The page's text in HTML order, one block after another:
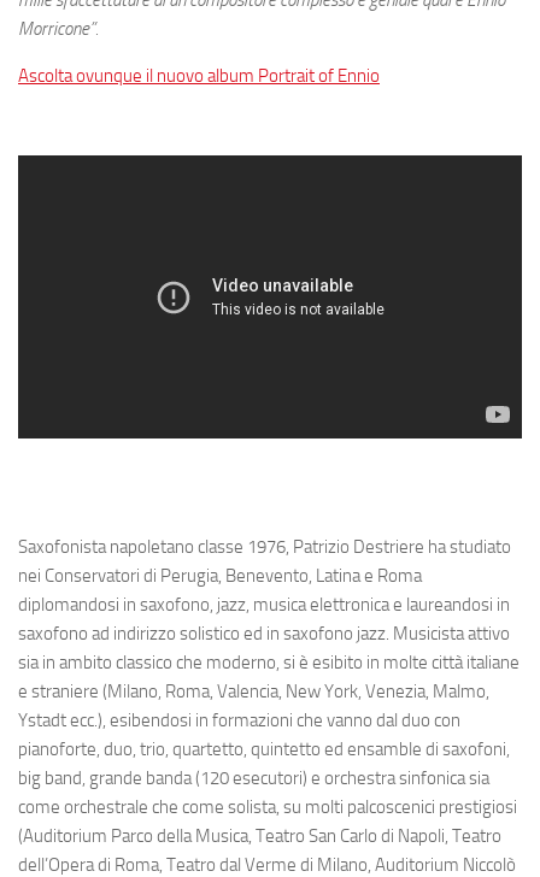
Morricone”.
Ascolta ovunque il nuovo album Portrait of Ennio
Saxofonista napoletano classe 1976, Patrizio Destriere ha studiato
nei Conservatori di Perugia, Benevento, Latina e Roma
diplomandosi in saxofono, jazz, musica elettronica e laureandosi in
saxofono ad indirizzo solistico ed in saxofono jazz. Musicista attivo
sia in ambito classico che moderno, si è esibito in molte città italiane
e straniere (Milano, Roma, Valencia, New York, Venezia, Malmo,
Ystadt ecc.), esibendosi in formazioni che vanno dal duo con
pianoforte, duo, trio, quartetto, quintetto ed ensamble di saxofoni,
big band, grande banda (120 esecutori) e orchestra sinfonica sia
come orchestrale che come solista, su molti palcoscenici prestigiosi
(Auditorium Parco della Musica, Teatro San Carlo di Napoli, Teatro
dell’Opera di Roma, Teatro dal Verme di Milano, Auditorium Niccolò